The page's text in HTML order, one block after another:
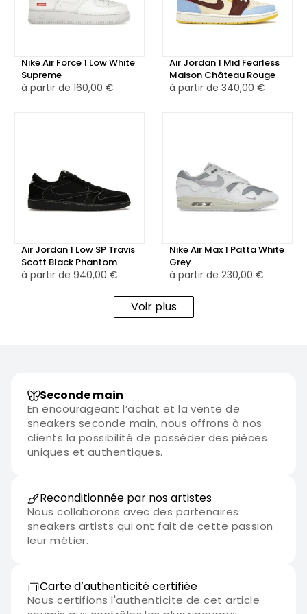
et vert, intègre une bulle d'air compensée, un élément
essentiel de cette sneaker.
Cette collaboration unique entre Nike, Off White et Virgil
Abloh offre une interprétation audacieuse de la Rubber
Dunk, mêlant des éléments emblématiques des trois
Nike Air Force 1 Low White
Supreme
à partir de 160,00 €
Air Jordan 1 Mid Fearless
Maison Château Rouge
à partir de 340,00 €
Air Jordan 1 Low SP Travis
Scott Black Phantom
à partir de 940,00 €
Nike Air Max 1 Patta White
Grey
à partir de 230,00 €
Voir plus
Seconde main
En encourageant l’achat et la vente de
sneakers seconde main, nous offrons à nos
clients la possibilité de posséder des pièces
uniques et authentiques.
Reconditionnée par nos artistes
Nous collaborons avec des partenaires
sneakers artists qui ont fait de cette passion
leur métier.
Carte d’authenticité certifiée
Nous certifions l'authenticite de cet article